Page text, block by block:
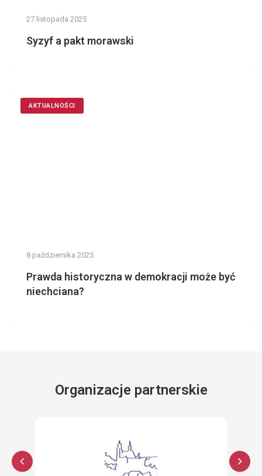
27 listopada 2025
Syzyf a pakt morawski
AKTUALNOŚCI
8 października 2025
Prawda historyczna w demokracji może być
niechciana?
Organizacje partnerskie